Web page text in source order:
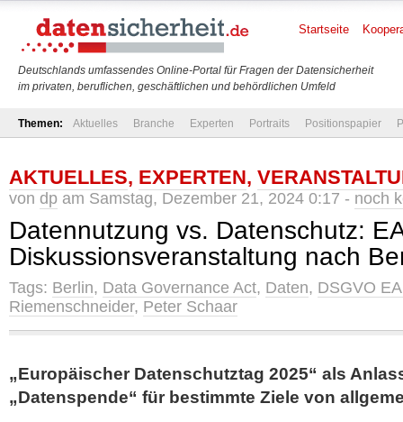
Deutschlands umfassendes Online-Portal für Fragen der Datensicherheit
im privaten, beruflichen, geschäftlichen und behördlichen Umfeld
Startseite
Themen: Aktuelles Branche Experten Portraits Positionspapier
AKTUELLES, EXPERTEN,
von dp am Samstag, Dezember 21, 2024 0:17 - noch
Datennutzung vs. Datenschutz:
Diskussionsveranstaltung nach
Tags: Berlin, Data Governance Act, Daten, DSGVO
Riemenschneider, Peter Schaar
„Europäischer Datenschutztag 2025“ als
„Datenspende“ für bestimmte Ziele von